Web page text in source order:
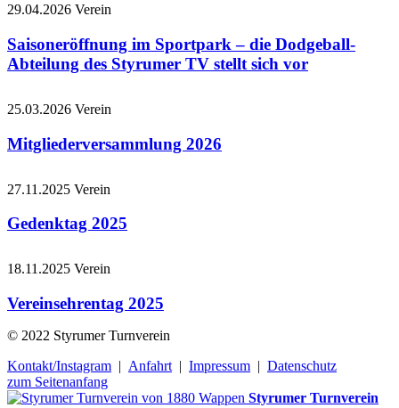
29.04.2026 Verein
Saisoneröffnung im Sportpark – die Dodgeball-
Abteilung des Styrumer TV stellt sich vor
25.03.2026 Verein
Mitgliederversammlung 2026
27.11.2025 Verein
Gedenktag 2025
18.11.2025 Verein
Vereinsehrentag 2025
© 2022 Styrumer Turnverein
Kontakt/Instagram | Anfahrt | Impressum | Datenschutz
zum Seitenanfang
Styrumer Turnverein